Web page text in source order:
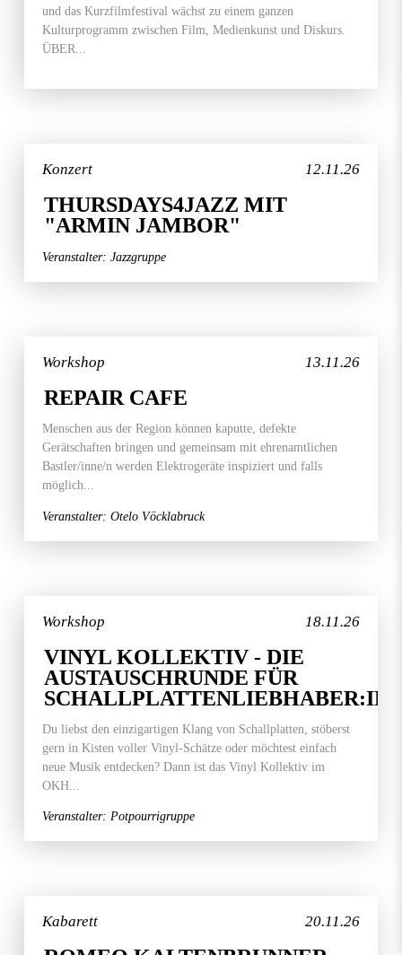
und das Kurzfilmfestival wächst zu einem ganzen
Kulturprogramm zwischen Film, Medienkunst und Diskurs.
ÜBER...
12.11.26
Konzert
THURSDAYS4JAZZ MIT
"ARMIN JAMBOR"
Veranstalter: Jazzgruppe
13.11.26
Workshop
REPAIR CAFE
Menschen aus der Region können kaputte, defekte
Gerätschaften bringen und gemeinsam mit ehrenamtlichen
Bastler/inne/n werden Elektrogeräte inspiziert und falls
möglich...
Veranstalter: Otelo Vöcklabruck
18.11.26
Workshop
VINYL KOLLEKTIV - DIE
AUSTAUSCHRUNDE FÜR
Du liebst den einzigartigen Klang von Schallplatten, stöberst
gern in Kisten voller Vinyl-Schätze oder möchtest einfach
neue Musik entdecken? Dann ist das Vinyl Kollektiv im
OKH...
Veranstalter: Potpourrigruppe
20.11.26
Kabarett